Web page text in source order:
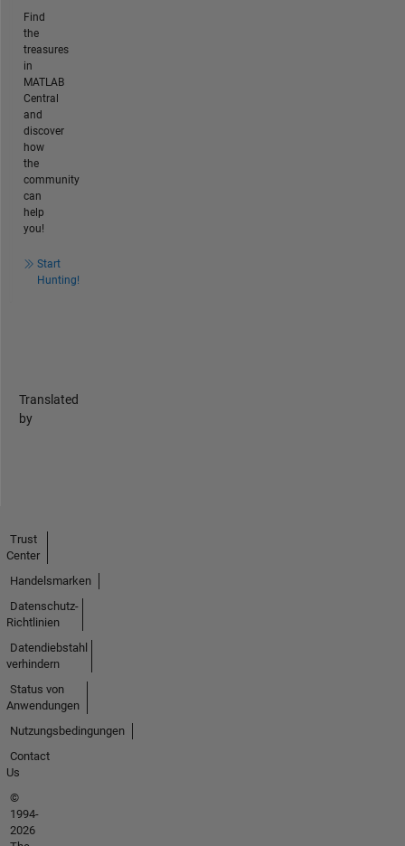
Find
the
treasures
in
MATLAB
Central
and
discover
how
the
community
can
help
you!
Start
Hunting!
Translated
by
Trust
Center
Handelsmarken
Datenschutz-
Richtlinien
Datendiebstahl
verhindern
Status von
Anwendungen
Nutzungsbedingungen
Contact
Us
©
1994-
2026